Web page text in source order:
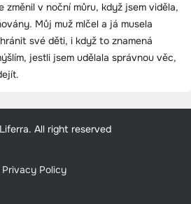
změnil v noční můru, když jsem viděla,
Můj muž mlčel a já musela
své děti, i když to znamená
jestli jsem udělala správnou věc,
All right reserved
Privacy Policy